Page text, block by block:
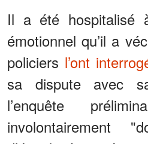
Il a été hospitalisé
émotionnel qu’il a
policiers l’ont
sa dispute avec
l’enquête
involontairement